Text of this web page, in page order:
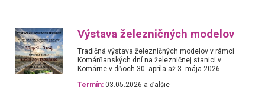
Výstava železničných modelov
Tradičná výstava železničných modelov v rámci
Komárňanských dní na železničnej stanici v
Komárne v dňoch 30. apríla až 3. mája 2026.
Termín: 03.05.2026 a ďalšie